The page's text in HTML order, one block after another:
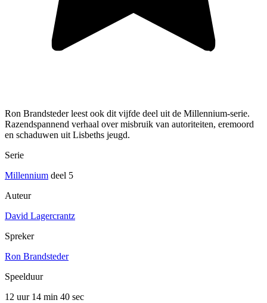
Ron Brandsteder leest ook dit vijfde deel uit de Millennium-serie.
Razendspannend verhaal over misbruik van autoriteiten, eremoord
en schaduwen uit Lisbeths jeugd.
Serie
Millennium deel 5
Auteur
David Lagercrantz
Spreker
Ron Brandsteder
Speelduur
12 uur 14 min 40 sec